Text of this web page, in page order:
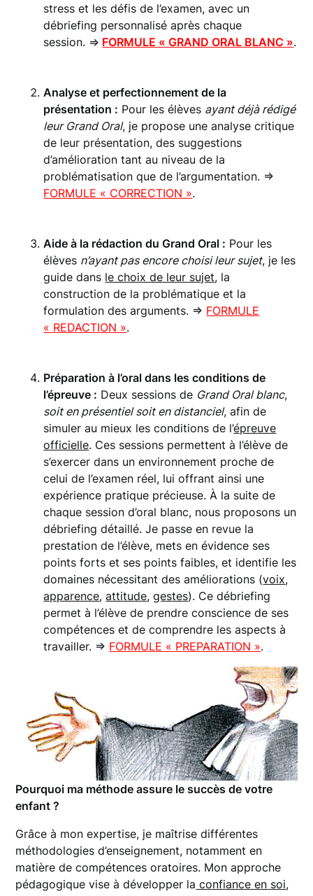
stress et les défis de l’examen, avec un
débriefing personnalisé après chaque
session. => FORMULE « GRAND ORAL BLANC ».
Analyse et perfectionnement de la
présentation : Pour les élèves ayant déjà rédigé
leur Grand Oral, je propose une analyse critique
de leur présentation, des suggestions
d’amélioration tant au niveau de la
problématisation que de l’argumentation. =>
FORMULE « CORRECTION ».
Aide à la rédaction du Grand Oral : Pour les
élèves n’ayant pas encore choisi leur sujet, je les
guide dans le choix de leur sujet, la
construction de la problématique et la
formulation des arguments. => FORMULE
« REDACTION ».
Préparation à l’oral dans les conditions de
l’épreuve : Deux sessions de Grand Oral blanc,
soit en présentiel soit en distanciel, afin de
simuler au mieux les conditions de l’épreuve
officielle. Ces sessions permettent à l’élève de
s’exercer dans un environnement proche de
celui de l’examen réel, lui offrant ainsi une
expérience pratique précieuse. À la suite de
chaque session d’oral blanc, nous proposons un
débriefing détaillé. Je passe en revue la
prestation de l’élève, mets en évidence ses
points forts et ses points faibles, et identifie les
domaines nécessitant des améliorations (voix,
apparence,attitude,gestes). Ce débriefing
permet à l’élève de prendre conscience de ses
compétences et de comprendre les aspects à
travailler. => FORMULE « PREPARATION ».
Pourquoi ma méthode assure le succès de votre
enfant ?
Grâce à mon expertise, je maîtrise différentes
méthodologies d’enseignement, notamment en
matière de compétences oratoires. Mon approche
pédagogique vise à développer la confiance en soi,